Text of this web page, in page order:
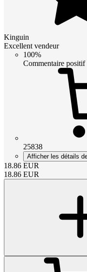
Kinguin
Excellent vendeur
100%
Commentaire positif
25838
Afficher les détails
18.86 EUR
18.86 EUR